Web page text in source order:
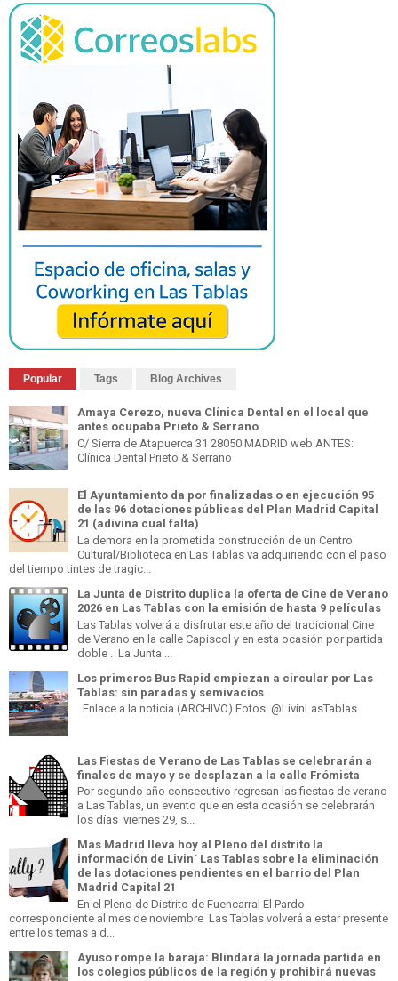
Popular Tags Blog Archives
Amaya Cerezo, nueva Clínica Dental en el local que
antes ocupaba Prieto & Serrano
C/ Sierra de Atapuerca 31 28050 MADRID web ANTES:
Clínica Dental Prieto & Serrano
El Ayuntamiento da por finalizadas o en ejecución 95
de las 96 dotaciones públicas del Plan Madrid Capital
21 (adivina cual falta)
La demora en la prometida construcción de un Centro
Cultural/Biblioteca en Las Tablas va adquiriendo con el paso
del tiempo tintes de tragic...
La Junta de Distrito duplica la oferta de Cine de Verano
2026 en Las Tablas con la emisión de hasta 9 películas
Las Tablas volverá a disfrutar este año del tradicional Cine
de Verano en la calle Capiscol y en esta ocasión por partida
doble . La Junta ...
Los primeros Bus Rapid empiezan a circular por Las
Tablas: sin paradas y semivacíos
Enlace a la noticia (ARCHIVO) Fotos: @LivinLasTablas
Las Fiestas de Verano de Las Tablas se celebrarán a
finales de mayo y se desplazan a la calle Frómista
Por segundo año consecutivo regresan las fiestas de verano
a Las Tablas, un evento que en esta ocasión se celebrarán
los días viernes 29, s...
Más Madrid lleva hoy al Pleno del distrito la
información de Livin´ Las Tablas sobre la eliminación
de las dotaciones pendientes en el barrio del Plan
Madrid Capital 21
En el Pleno de Distrito de Fuencarral El Pardo
correspondiente al mes de noviembre Las Tablas volverá a estar presente
entre los temas a d...
Ayuso rompe la baraja: Blindará la jornada partida en
los colegios públicos de la región y prohibirá nuevas